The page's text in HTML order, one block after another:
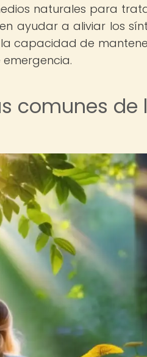
naturales para
ayudar a aliviar los
capacidad de
comunes de